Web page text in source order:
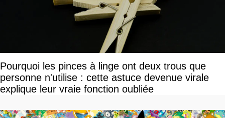
Pourquoi les pinces à linge ont deux trous que
personne n'utilise : cette astuce devenue virale
explique leur vraie fonction oubliée